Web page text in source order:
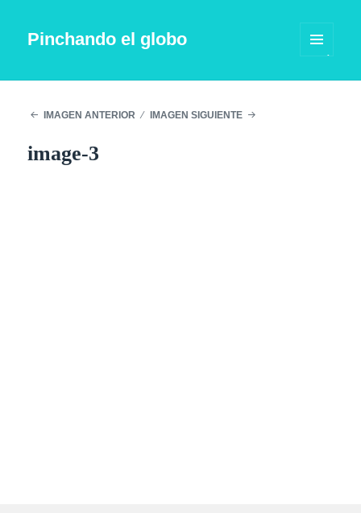
Pinchando el globo
WIDGETS
IMAGEN ANTERIOR IMAGEN SIGUIENTE
image-3